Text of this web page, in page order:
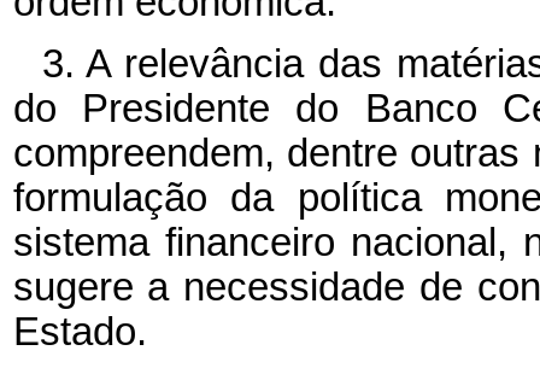
3. A relevância das
do Presidente do Banco
compreendem, dentre
formulação da política
sistema financeiro nacional,
sugere a necessidade de
Estado.